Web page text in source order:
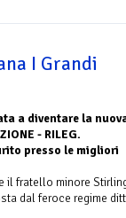
I Grandi
a diventare la
- RILEG.
presso le migliori
il fratello minore
dal feroce regime